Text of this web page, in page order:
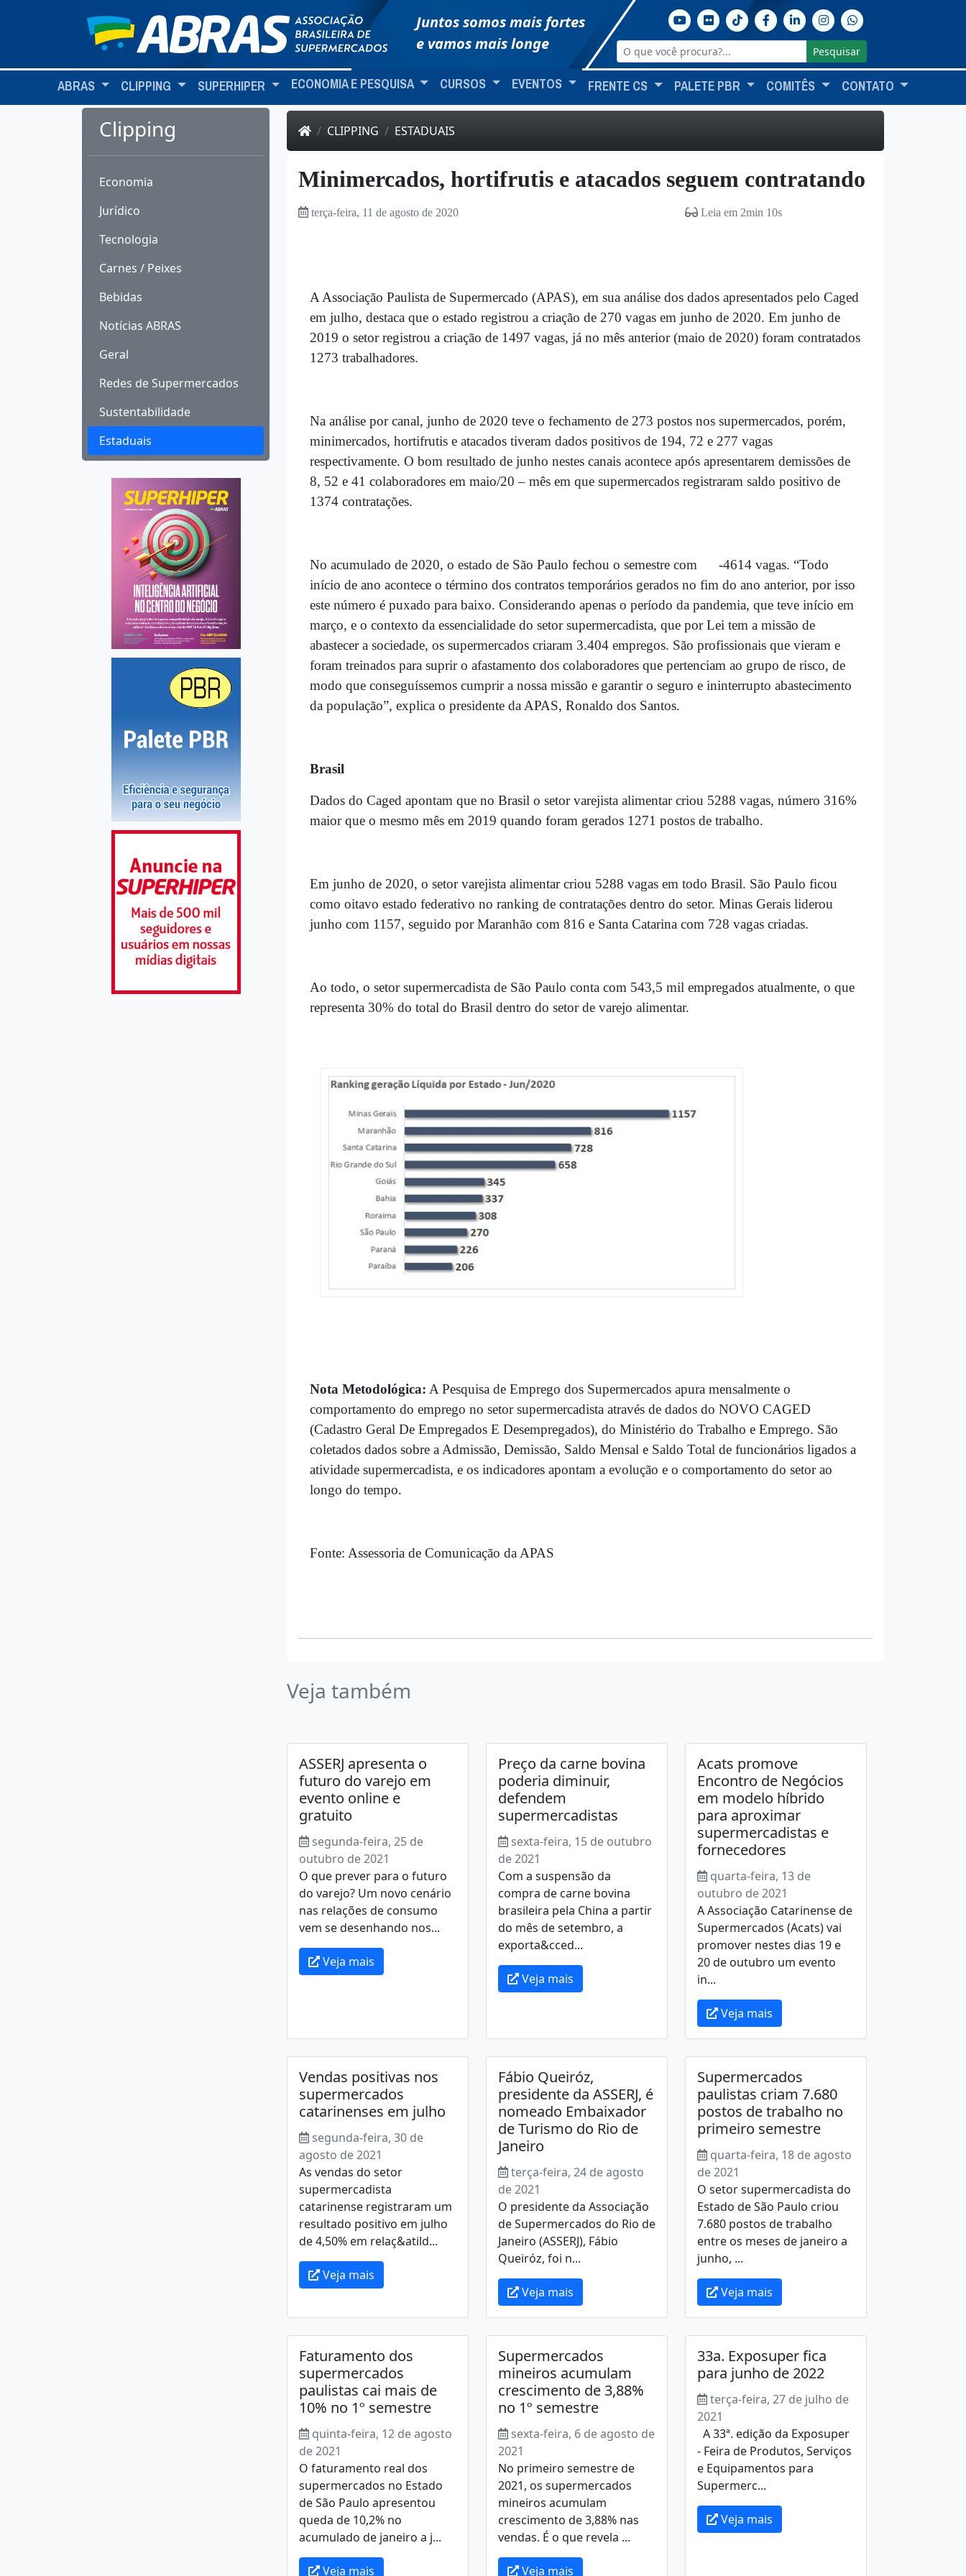
Juntos somos mais fortes
e vamos mais longe
Pesquisar
ABRAS CLIPPING SUPERHIPER ECONOMIA E PESQUISA CURSOS EVENTOS FRENTE CS PALETE PBR COMITÊS CONTATO
Clipping
Economia
Jurídico
Tecnologia
Carnes / Peixes
Bebidas
Notícias ABRAS
Geral
Redes de Supermercados
Sustentabilidade
Estaduais
CLIPPING ESTADUAIS
Minimercados, hortifrutis e atacados seguem contratando
terça-feira, 11 de agosto de 2020 Leia em 2min 10s
A Associação Paulista de Supermercado (APAS), em sua análise dos dados apresentados pelo Caged
em julho, destaca que o estado registrou a criação de 270 vagas em junho de 2020. Em junho de
2019 o setor registrou a criação de 1497 vagas, já no mês anterior (maio de 2020) foram contratados
1273 trabalhadores.
Na análise por canal, junho de 2020 teve o fechamento de 273 postos nos supermercados, porém,
minimercados, hortifrutis e atacados tiveram dados positivos de 194, 72 e 277 vagas
respectivamente. O bom resultado de junho nestes canais acontece após apresentarem demissões de
8, 52 e 41 colaboradores em maio/20 – mês em que supermercados registraram saldo positivo de
1374 contratações.
No acumulado de 2020, o estado de São Paulo fechou o semestre com -4614 vagas. “Todo
início de ano acontece o término dos contratos temporários gerados no fim do ano anterior, por isso
este número é puxado para baixo. Considerando apenas o período da pandemia, que teve início em
março, e o contexto da essencialidade do setor supermercadista, que por Lei tem a missão de
abastecer a sociedade, os supermercados criaram 3.404 empregos. São profissionais que vieram e
foram treinados para suprir o afastamento dos colaboradores que pertenciam ao grupo de risco, de
modo que conseguíssemos cumprir a nossa missão e garantir o seguro e ininterrupto abastecimento
da população”, explica o presidente da APAS, Ronaldo dos Santos.
Brasil
Dados do Caged apontam que no Brasil o setor varejista alimentar criou 5288 vagas, número 316%
maior que o mesmo mês em 2019 quando foram gerados 1271 postos de trabalho.
Em junho de 2020, o setor varejista alimentar criou 5288 vagas em todo Brasil. São Paulo ficou
como oitavo estado federativo no ranking de contratações dentro do setor. Minas Gerais liderou
junho com 1157, seguido por Maranhão com 816 e Santa Catarina com 728 vagas criadas.
Ao todo, o setor supermercadista de São Paulo conta com 543,5 mil empregados atualmente, o que
representa 30% do total do Brasil dentro do setor de varejo alimentar.
Nota Metodológica: A Pesquisa de Emprego dos Supermercados apura mensalmente o
comportamento do emprego no setor supermercadista através de dados do NOVO CAGED
(Cadastro Geral De Empregados E Desempregados), do Ministério do Trabalho e Emprego. São
coletados dados sobre a Admissão, Demissão, Saldo Mensal e Saldo Total de funcionários ligados a
atividade supermercadista, e os indicadores apontam a evolução e o comportamento do setor ao
longo do tempo.
Fonte: Assessoria de Comunicação da APAS
Veja também
ASSERJ apresenta o
futuro do varejo em
evento online e
gratuito
segunda-feira, 25 de
outubro de 2021
O que prever para o futuro
do varejo? Um novo cenário
nas relações de consumo
vem se desenhando nos...
Veja mais
Preço da carne bovina
poderia diminuir,
defendem
supermercadistas
sexta-feira, 15 de outubro
de 2021
Com a suspensão da
compra de carne bovina
brasileira pela China a partir
do mês de setembro, a
exporta&cced...
Veja mais
Acats promove
Encontro de Negócios
em modelo híbrido
para aproximar
supermercadistas e
fornecedores
quarta-feira, 13 de
outubro de 2021
A Associação Catarinense de
Supermercados (Acats) vai
promover nestes dias 19 e
20 de outubro um evento
in...
Veja mais
Vendas positivas nos
supermercados
catarinenses em julho
segunda-feira, 30 de
agosto de 2021
As vendas do setor
supermercadista
catarinense registraram um
resultado positivo em julho
de 4,50% em relaç&atild...
Veja mais
Fábio Queiróz,
presidente da ASSERJ, é
nomeado Embaixador
de Turismo do Rio de
Janeiro
terça-feira, 24 de agosto
de 2021
O presidente da Associação
de Supermercados do Rio de
Janeiro (ASSERJ), Fábio
Queiróz, foi n...
Veja mais
Supermercados
paulistas criam 7.680
postos de trabalho no
primeiro semestre
quarta-feira, 18 de agosto
de 2021
O setor supermercadista do
Estado de São Paulo criou
7.680 postos de trabalho
entre os meses de janeiro a
junho, ...
Veja mais
Faturamento dos
supermercados
paulistas cai mais de
10% no 1º semestre
quinta-feira, 12 de agosto
de 2021
O faturamento real dos
supermercados no Estado
de São Paulo apresentou
queda de 10,2% no
acumulado de janeiro a j...
Veja mais
Supermercados
mineiros acumulam
crescimento de 3,88%
no 1º semestre
sexta-feira, 6 de agosto de
2021
No primeiro semestre de
2021, os supermercados
mineiros acumulam
crescimento de 3,88% nas
vendas. É o que revela ...
Veja mais
33a. Exposuper fica
para junho de 2022
terça-feira, 27 de julho de
2021
A 33ª. edição da Exposuper
- Feira de Produtos, Serviços
e Equipamentos para
Supermerc...
Veja mais